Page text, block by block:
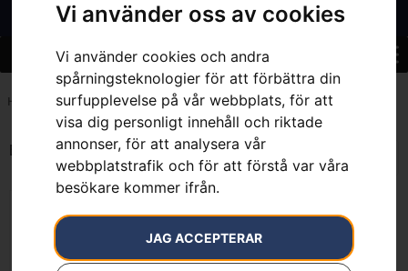
Vi använder oss av cookies
Vi använder cookies och andra
spårningsteknologier för att förbättra din
surfupplevelse på vår webbplats, för att
visa dig personligt innehåll och riktade
annonser, för att analysera vår
webbplatstrafik och för att förstå var våra
besökare kommer ifrån.
JAG ACCEPTERAR
Hem 7391883982303
Endast ett sökresultat